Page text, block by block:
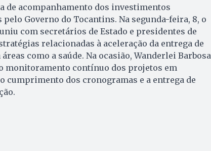
de acompanhamento dos investimentos
Governo do Tocantins. Na segunda-feira, 8, o
com secretários de Estado e presidentes de
relacionadas à aceleração da entrega de
como a saúde. Na ocasião, Wanderlei Barbosa
monitoramento contínuo dos projetos em
cumprimento dos cronogramas e a entrega de